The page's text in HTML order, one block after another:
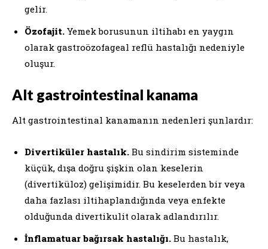
gelir.
Özofajit. Yemek borusunun iltihabı en yaygın
olarak gastroözofageal reflü hastalığı nedeniyle
oluşur.
Alt gastrointestinal kanama
Alt gastrointestinal kanamanın nedenleri şunlardır:
Divertiküler hastalık. Bu sindirim sisteminde
küçük, dışa doğru şişkin olan keselerin
(divertiküloz) gelişimidir. Bu keselerden bir veya
daha fazlası iltihaplandığında veya enfekte
olduğunda divertikulit olarak adlandırılır.
İnflamatuar bağırsak hastalığı. Bu hastalık,